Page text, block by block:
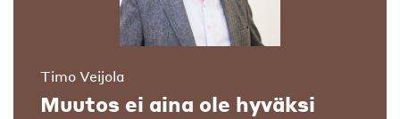
Timo Veijola
Muutos ei aina ole hyväksi